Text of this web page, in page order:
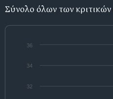
Σύνολο όλων των κριτικών
32
34
36